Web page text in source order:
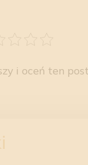
i oceń ten